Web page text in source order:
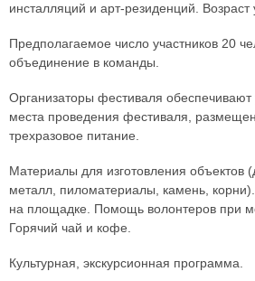
инсталляций и арт-резиденций. Возраст
Предполагаемое число участников 20
объединение в команды.
Организаторы фестиваля обеспечивают
места проведения фестиваля,
трехразовое питание.
Материалы для изготовления объектов
металл, пиломатериалы, камень,
на площадке. Помощь волонтеров при
Горячий чай и кофе.
Культурная, экскурсионная программа.